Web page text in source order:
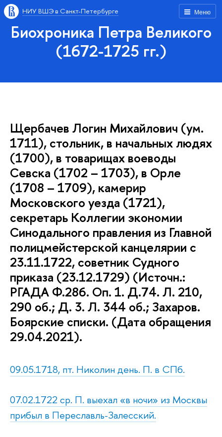
Меню
НИУ ВШЭ в Санкт-Петербурге
Биохроника Петра Великого
(1672-1725 гг.)
Щербачев Логин Михайлович (ум.
1711), стольник, в начальных людях
(1700), в товарищах воеводы
Севска (1702 – 1703), в Орле
(1708 – 1709), камерир
Московского уезда (1721),
секретарь Коллегии экономии
Синодального правления из Главной
полицмейстерской канцелярии с
23.11.1722, советник Судного
приказа (23.12.1729) (Источн.:
РГАДА Ф.286. Оп. 1. Д.74. Л. 210,
290 об.; Д. 3. Л. 344 об.; Захаров.
Боярские списки. (Дата обращения
29.04.2021).
09.05.1718, пт. Николин день. П. в СПб.
07.02.1722 ср. П. выехал «в ночи» из Москвы
прибыл в Переславль-Залесский.